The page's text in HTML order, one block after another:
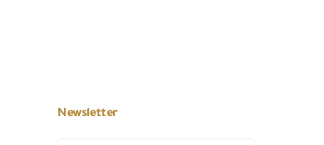
Newsletter